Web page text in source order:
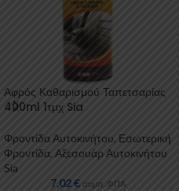
Αφρός Καθαρισμού Ταπετσαρίας
400ml 1τμχ Sia
Φροντίδα Αυτοκινήτου, Εσωτερική
Φροντίδα Αξεσουάρ Αυτοκινήτου
Sia
7,02€ συμπ. ΦΠΑ